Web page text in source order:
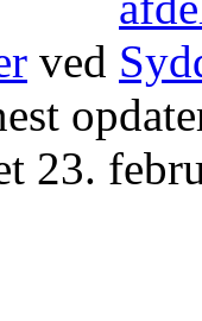
ved
23.